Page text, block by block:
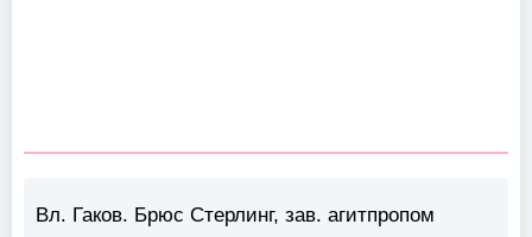
Вл. Гаков. Брюс Стерлинг, зав. агитпропом